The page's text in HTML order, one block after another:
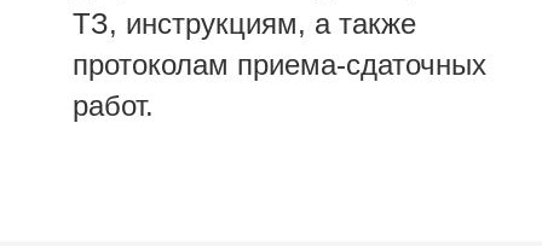
ТЗ, инструкциям, а также
протоколам приема-сдаточных
работ.